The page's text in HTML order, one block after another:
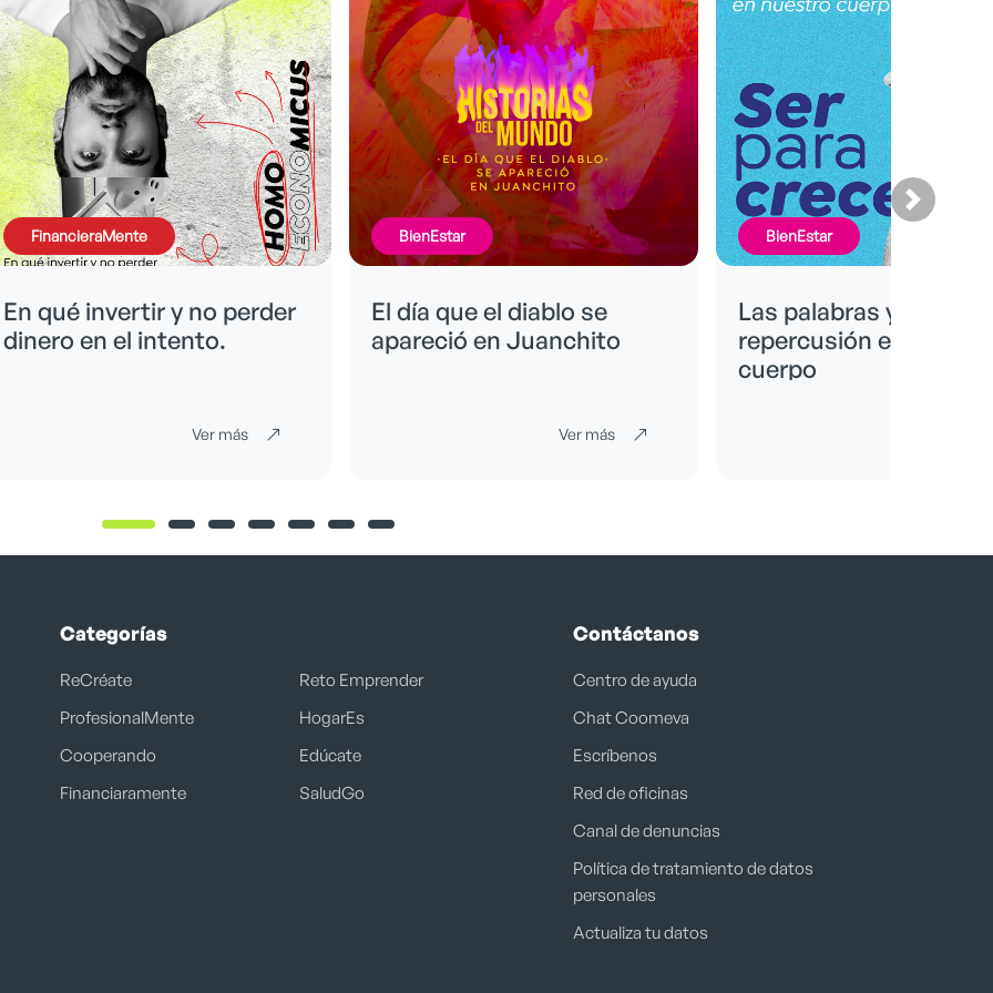
BienEstar
El día que el diablo se
apareció en Juanchito
Ver más
BienEstar
Las palabras y su
repercusión en nuestro
Ver más
FinancieraMente
Formas de ahorrar
Categorías
ReCréate
ProfesionalMente
Cooperando
Financiaramente
Reto Emprender
HogarEs
Edúcate
SaludGo
Contáctanos
Centro de ayuda
Chat Coomeva
Escríbenos
Red de oficinas
Canal de denuncias
Política de tratamiento de datos
personales
Actualiza tu datos